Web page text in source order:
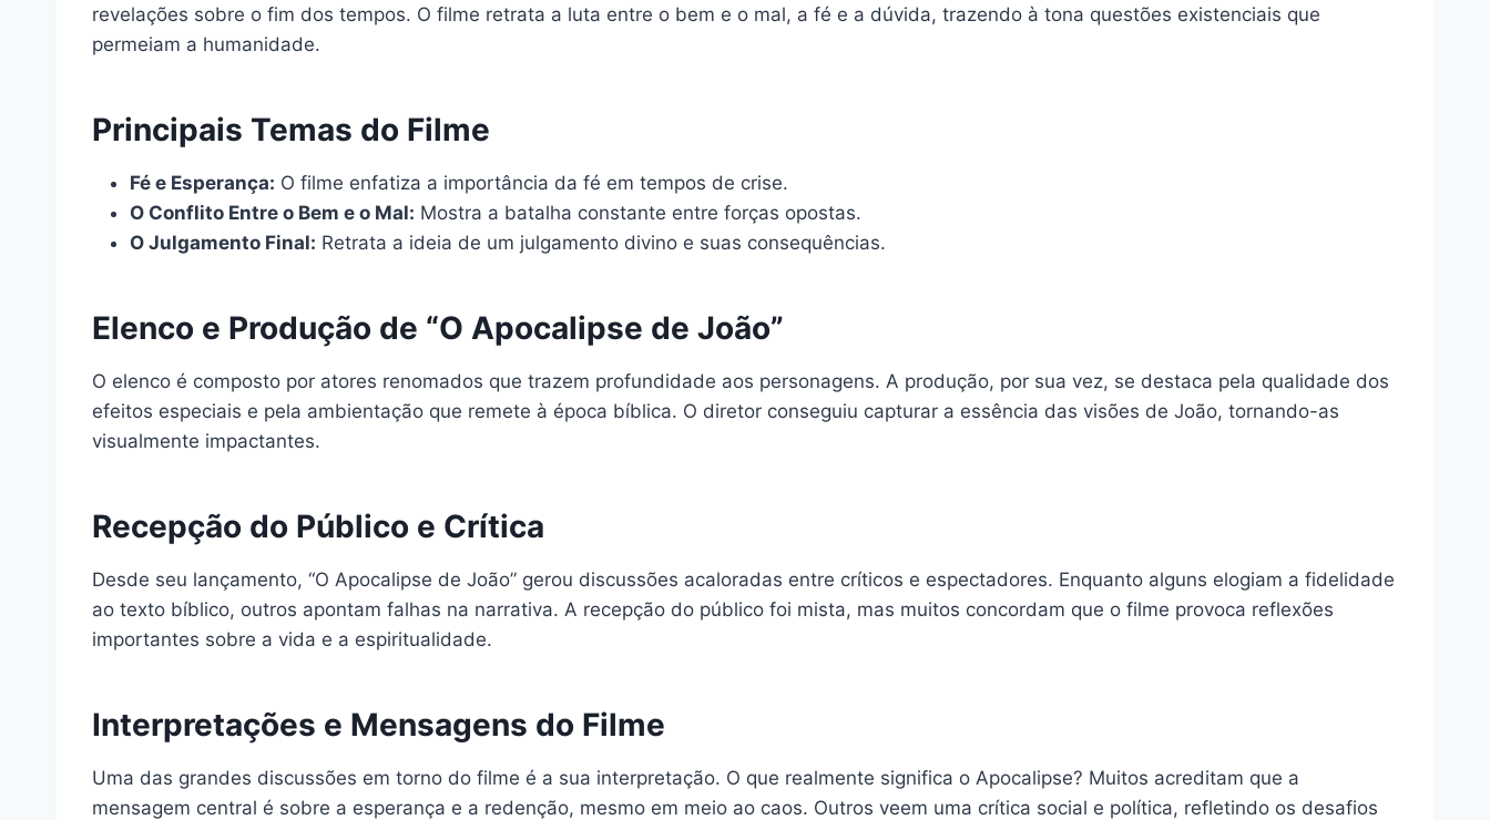
revelações sobre o fim dos tempos. O filme retrata a luta entre o bem e o mal, a fé e a dúvida, trazendo à tona questões existenciais que
permeiam a humanidade.
Principais Temas do Filme
Fé e Esperança: O filme enfatiza a importância da fé em tempos de crise.
O Conflito Entre o Bem e o Mal: Mostra a batalha constante entre forças opostas.
O Julgamento Final: Retrata a ideia de um julgamento divino e suas consequências.
Elenco e Produção de “O Apocalipse de João”
O elenco é composto por atores renomados que trazem profundidade aos personagens. A produção, por sua vez, se destaca pela qualidade dos
efeitos especiais e pela ambientação que remete à época bíblica. O diretor conseguiu capturar a essência das visões de João, tornando-as
visualmente impactantes.
Recepção do Público e Crítica
Desde seu lançamento, “O Apocalipse de João” gerou discussões acaloradas entre críticos e espectadores. Enquanto alguns elogiam a fidelidade
ao texto bíblico, outros apontam falhas na narrativa. A recepção do público foi mista, mas muitos concordam que o filme provoca reflexões
importantes sobre a vida e a espiritualidade.
Interpretações e Mensagens do Filme
Uma das grandes discussões em torno do filme é a sua interpretação. O que realmente significa o Apocalipse? Muitos acreditam que a
mensagem central é sobre a esperança e a redenção, mesmo em meio ao caos. Outros veem uma crítica social e política, refletindo os desafios